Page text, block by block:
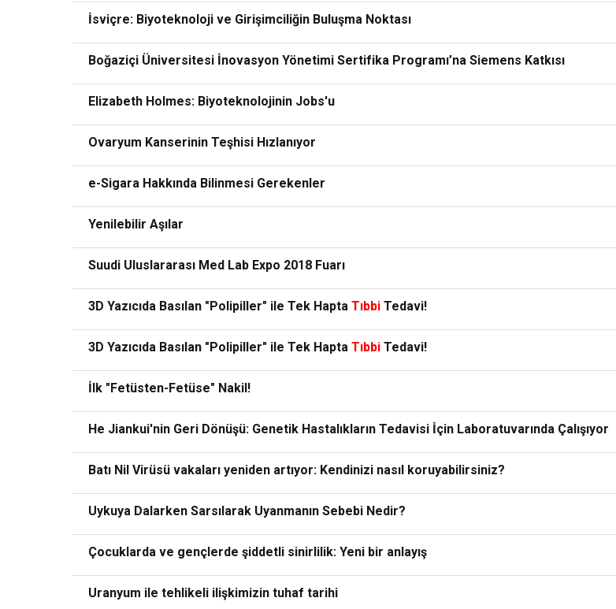
İsviçre: Biyoteknoloji ve Girişimciliğin Buluşma Noktası
Boğaziçi Üniversitesi İnovasyon Yönetimi Sertifika Programı’na Siemens Katkısı
Elizabeth Holmes: Biyoteknolojinin Jobs'u
Ovaryum Kanserinin Teşhisi Hızlanıyor
e-Sigara Hakkında Bilinmesi Gerekenler
Yenilebilir Aşılar
Suudi Uluslararası Med Lab Expo 2018 Fuarı
3D Yazıcıda Basılan "Polipiller" ile Tek Hapta Tıbbi Tedavi!
3D Yazıcıda Basılan "Polipiller" ile Tek Hapta Tıbbi Tedavi!
İlk "Fetüsten-Fetüse" Nakil!
He Jiankui'nin Geri Dönüşü: Genetik Hastalıkların Tedavisi İçin Laboratuvarında Çalışıyor
Batı Nil Virüsü vakaları yeniden artıyor: Kendinizi nasıl koruyabilirsiniz?
Uykuya Dalarken Sarsılarak Uyanmanın Sebebi Nedir?
Çocuklarda ve gençlerde şiddetli sinirlilik: Yeni bir anlayış
Uranyum ile tehlikeli ilişkimizin tuhaf tarihi